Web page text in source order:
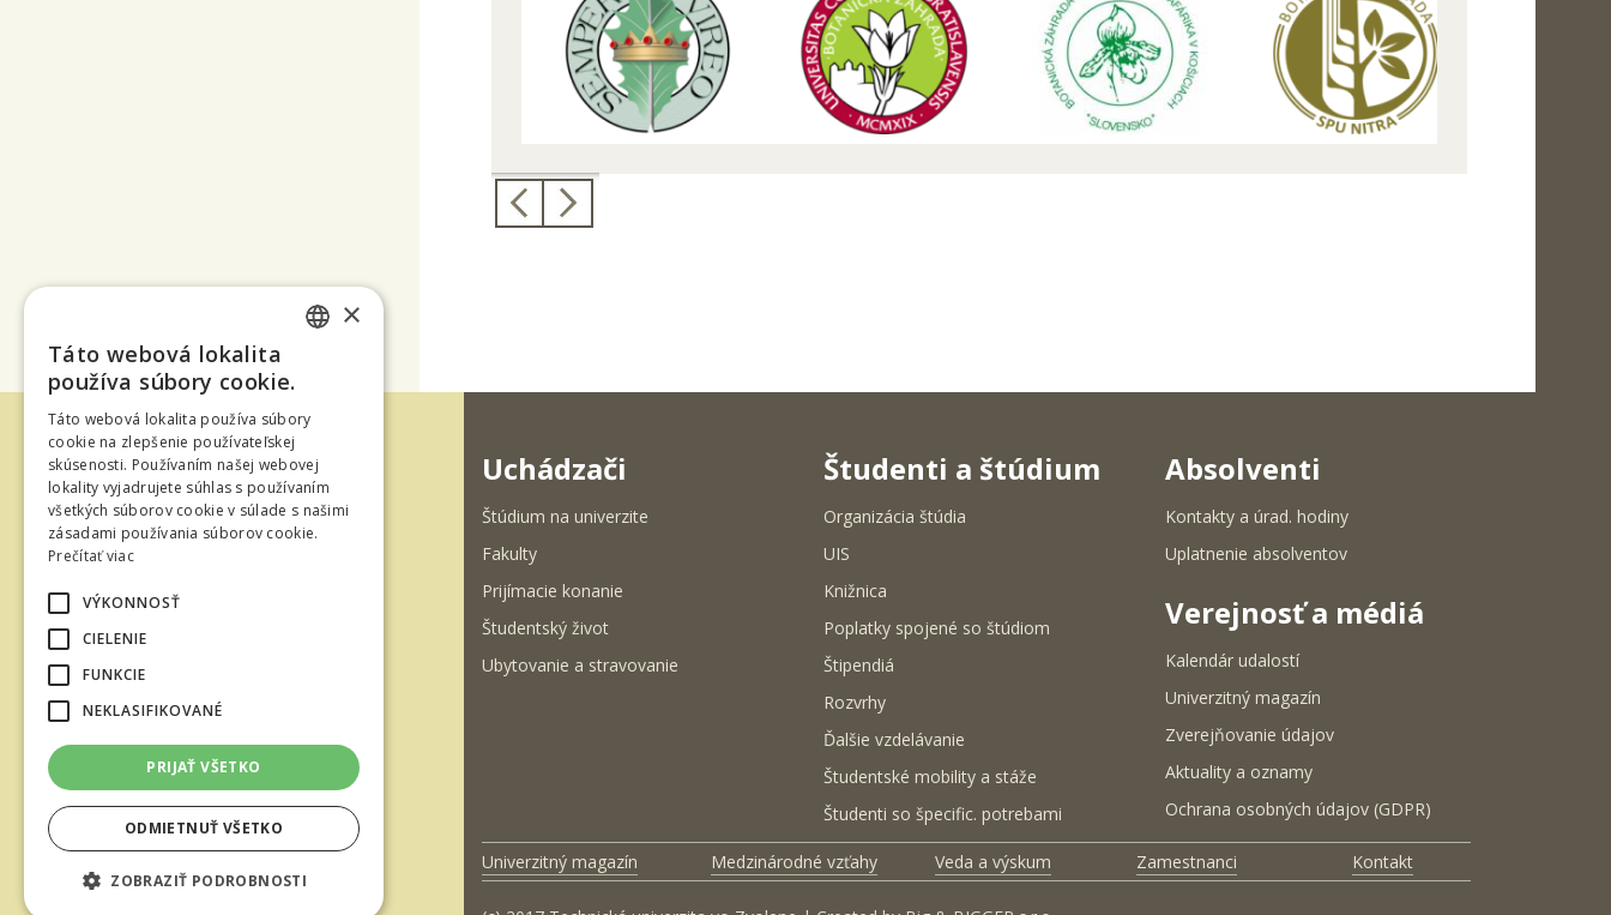
960 01 Zvolen
Slovenská republika
Uchádzači
Štúdium na univerzite
Fakulty
Prijímacie konanie
Študentský život
Ubytovanie a stravovanie
Študenti a štúdium
Organizácia štúdia
UIS
Knižnica
Poplatky spojené so štúdiom
Štipendiá
Rozvrhy
Ďalšie vzdelávanie
Študentské mobility a stáže
Študenti so špecific. potrebami
Absolventi
Kontakty a úrad. hodiny
Uplatnenie absolventov
Verejnosť a médiá
Kalendár udalostí
Univerzitný magazín
Zverejňovanie údajov
Aktuality a oznamy
Ochrana osobných údajov (GDPR)
Univerzitný magazín Medzinárodné vzťahy Veda a výskum Zamestnanci Kontakt
×
Táto webová lokalita
používa súbory cookie.
Táto webová lokalita používa súbory
cookie na zlepšenie používateľskej
skúsenosti. Používaním našej webovej
lokality vyjadrujete súhlas s používaním
všetkých súborov cookie v súlade s našimi
zásadami používania súborov cookie.
Prečítať viac
VÝKONNOSŤ
CIELENIE
FUNKCIE
NEKLASIFIKOVANÉ
PRIJAŤ VŠETKO
ODMIETNUŤ VŠETKO
ZOBRAZIŤ PODROBNOSTI